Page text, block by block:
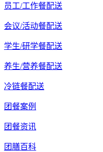
员工/工作餐配送
会议/活动餐配送
学生/研学餐配送
养生/营养餐配送
冷链餐配送
团餐案例
团餐资讯
团膳百科